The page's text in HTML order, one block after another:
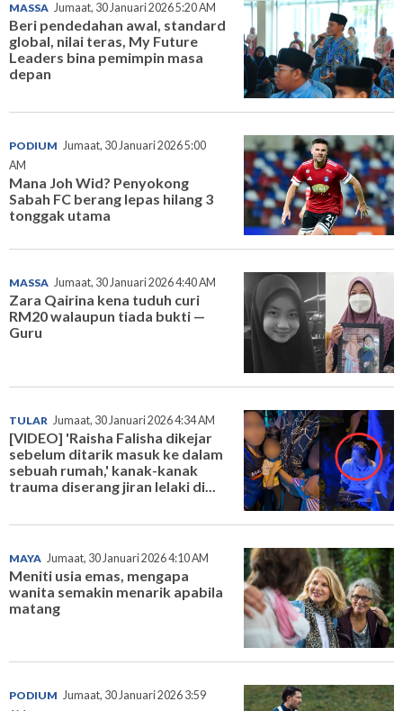
MASSA Jumaat, 30 Januari 2026 5:20 AM
Beri pendedahan awal, standard
global, nilai teras, My Future
Leaders bina pemimpin masa
depan
PODIUM Jumaat, 30 Januari 2026 5:00
AM
Mana Joh Wid? Penyokong
Sabah FC berang lepas hilang 3
tonggak utama
MASSA Jumaat, 30 Januari 2026 4:40 AM
Zara Qairina kena tuduh curi
RM20 walaupun tiada bukti —
Guru
TULAR Jumaat, 30 Januari 2026 4:34 AM
[VIDEO] 'Raisha Falisha dikejar
sebelum ditarik masuk ke dalam
sebuah rumah,' kanak-kanak
trauma diserang jiran lelaki di...
MAYA Jumaat, 30 Januari 2026 4:10 AM
Meniti usia emas, mengapa
wanita semakin menarik apabila
matang
PODIUM Jumaat, 30 Januari 2026 3:59